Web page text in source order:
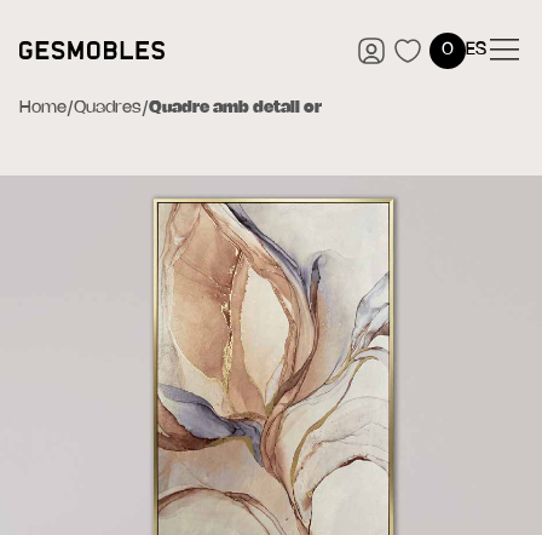
0 ES
Home/Quadres/Quadre amb detall or